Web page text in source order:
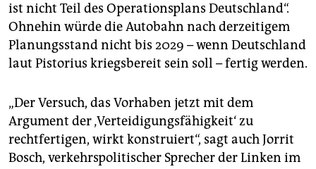
ist nicht Teil des Operationsplans Deutschland“.
Ohnehin würde die Autobahn nach derzeitigem
Planungsstand nicht bis 2029 – wenn Deutschland
laut Pistorius kriegsbereit sein soll – fertig werden.
„Der Versuch, das Vorhaben jetzt mit dem
Argument der ‚Verteidigungsfähigkeit‘ zu
rechtfertigen, wirkt konstruiert“, sagt auch Jorrit
Bosch, verkehrspolitischer Sprecher der Linken im